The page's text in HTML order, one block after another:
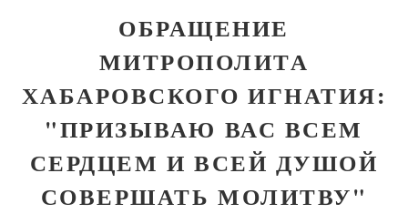
ОБРАЩЕНИЕ
МИТРОПОЛИТА
ХАБАРОВСКОГО ИГНАТИЯ:
"ПРИЗЫВАЮ ВАС ВСЕМ
СЕРДЦЕМ И ВСЕЙ ДУШОЙ
СОВЕРШАТЬ МОЛИТВУ"